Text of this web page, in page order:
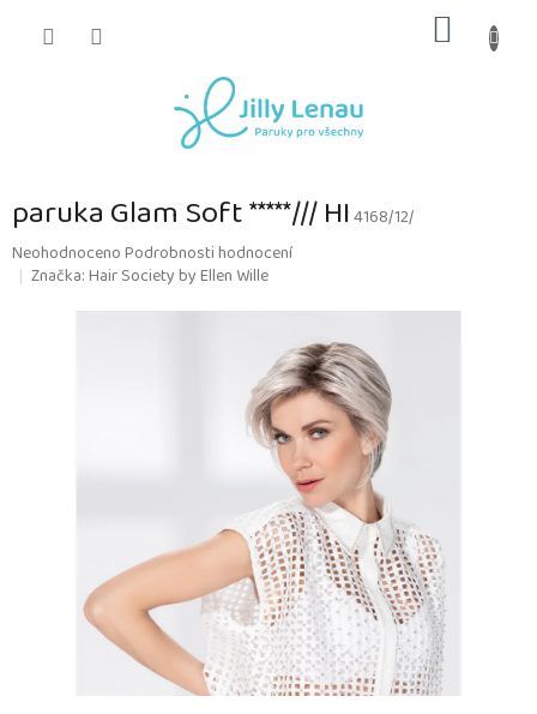
KOŠÍK
paruka Glam Soft *****/// HI4168/12/
Průměrné
hodnocení
NeohodnocenoPodrobnosti hodnocení
Značka:Hair Society by Ellen Wille